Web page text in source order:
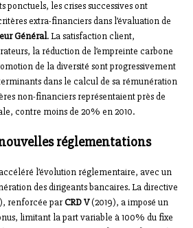
ponctuels, les crises successives ont
extra-financiers dans l’évaluation de
Général. La satisfaction client,
la réduction de l’empreinte carbone
de la diversité sont progressivement
dans le calcul de sa rémunération
non-financiers représentaient près de
contre moins de 20% en 2010.
réglementations
l’évolution réglementaire, avec un
des dirigeants bancaires. La directive
renforcée parCRD V(2019), a imposé un
limitant la part variable à 100% du fixe